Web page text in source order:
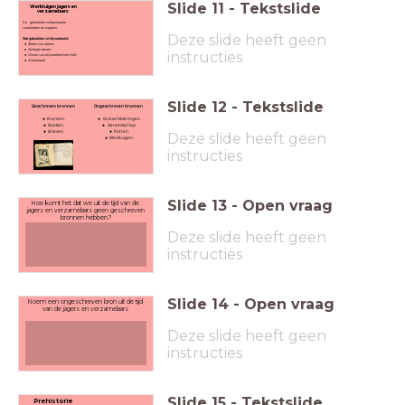
Werktuigen jagers en
verzamelaars
De gebruikten zelfgemaakte
voorwerpen en wapens.
Wat gebruikten ze bijvoorbeeld:
Botten van dieren.
Scherpe stenen.
Gewei van bijvoorbeeld een hert.
Dierenhuid.
Slide 11 - Tekstslide
Deze slide heeft geen
instructies
Geschreven bronnen
Kranten.
Boeken.
Brieven.
Ongeschreven bronnen
Grotschilderingen.
Gereedschap.
Potten.
Werktuigen.
Slide 12 - Tekstslide
Deze slide heeft geen
instructies
Hoe komt het dat we uit de tijd van de
jagers en verzamelaars geen geschreven
bronnen hebben?
Slide 13 - Open vraag
Deze slide heeft geen
instructies
Noem een ongeschreven bron uit de tijd
van de jagers en verzamelaars
Slide 14 - Open vraag
Deze slide heeft geen
instructies
Prehistorie